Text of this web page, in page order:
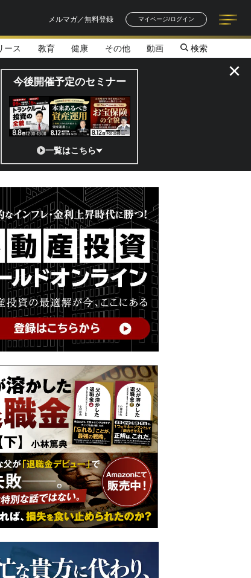
メルマガ／無料登録
マイページ/ログイン
記事一覧
著者一覧
ース 教育 健康 その他 動画 検索
宇宙ベンチャーのココがスゴイ！／補助金から実需へ、知ら
今後開催予定のセミナー
一覧はこちら
×